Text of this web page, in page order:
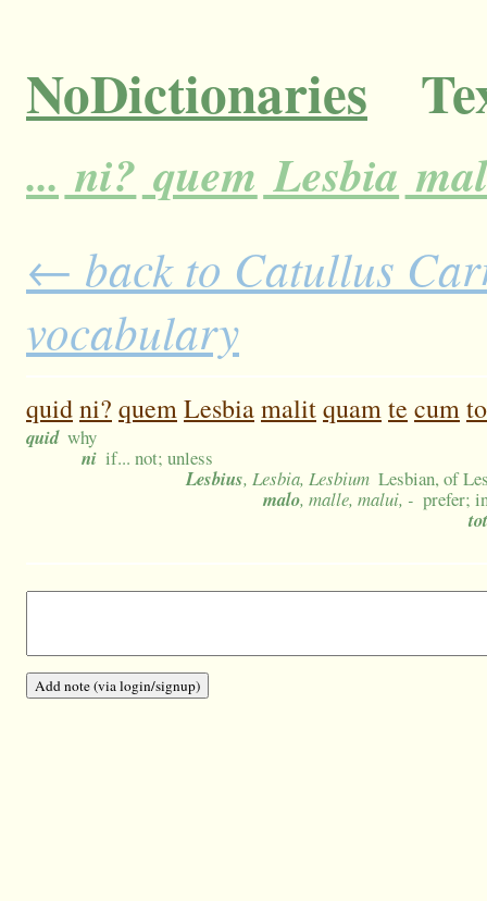
NoDictionaries
... ni? quem Lesbia
← back to Catullus
vocabulary
quidni? quemLesbiamalitquamte cum
quid why
ni if... not; unless
Lesbius, Lesbia, Lesbium Lesbian, of
malo, malle, malui, - prefer;